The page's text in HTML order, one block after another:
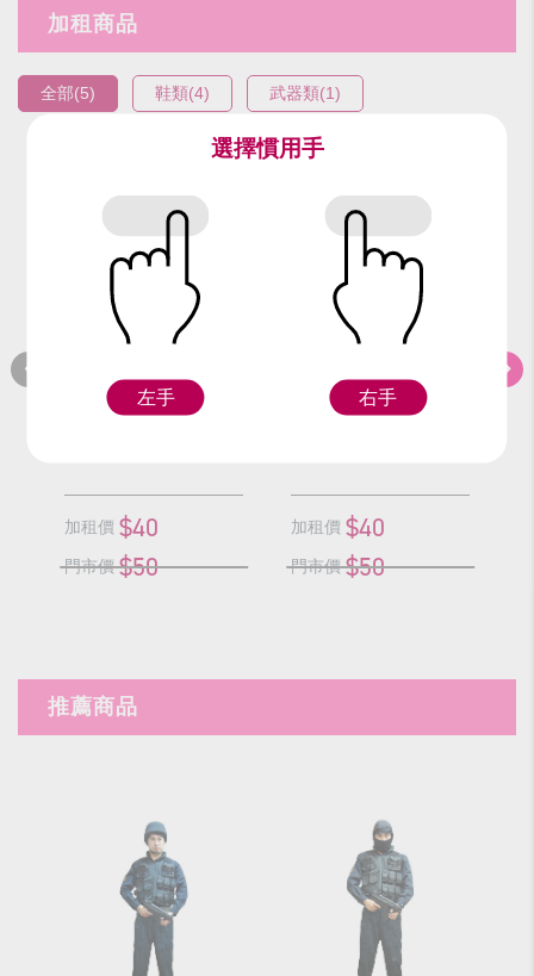
加租商品
全部(5) 鞋類(4) 武器類(1)
編號：92217
加租價 $40
門市價 $50
編號：92417
加租價 $40
門市價 $50
推薦商品
選擇慣用手
左手 右手